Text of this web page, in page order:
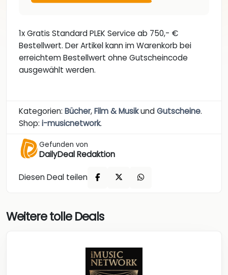
1x Gratis Standard PLEK Service ab 750,- €
Bestellwert. Der Artikel kann im Warenkorb bei
erreichtem Bestellwert ohne Gutscheincode
ausgewählt werden.
Kategorien: Bücher,Film & MusikundGutscheine.
Shop: i-musicnetwork.
Gefunden von
DailyDeal Redaktion
Diesen Deal teilen
Weitere tolle Deals